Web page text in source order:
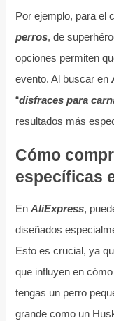
Por ejemplo, para el
perros, de
opciones permiten
evento. Al buscar en
“disfraces para
resultados más
Cómo
específicas
En AliExpress,
diseñados
Esto es crucial, ya
que influyen en
tengas un perro
grande como un